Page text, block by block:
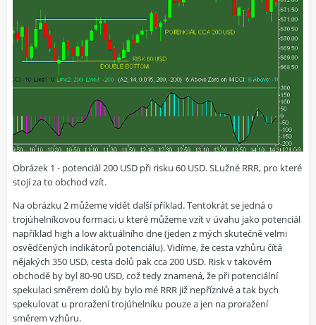
Obrázek 1 - potenciál 200 USD při risku 60 USD. SLužné RRR, pro které
stojí za to obchod vzít.
Na obrázku 2 můžeme vidět další příklad. Tentokrát se jedná o
trojúhelníkovou formaci, u které můžeme vzít v úvahu jako potenciál
například high a low aktuálního dne (jeden z mých skutečně velmi
osvědčených indikátorů potenciálu). Vidíme, že cesta vzhůru čítá
nějakých 350 USD, cesta dolů pak cca 200 USD. Risk v takovém
obchodě by byl 80-90 USD, což tedy znamená, že při potenciální
spekulaci směrem dolů by bylo mé RRR již nepříznivé a tak bych
spekulovat u proražení trojúhelníku pouze a jen na proražení
směrem vzhůru.